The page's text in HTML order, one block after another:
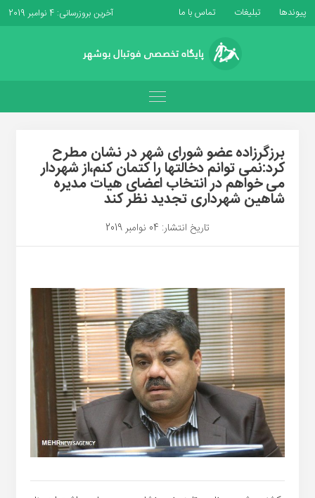
پیوندها تبلیغات تماس با ما آخرین بروزرسانی: 4 نوامبر 2019
برزگرزاده عضو شورای شهر در نشان مطرح
کرد:نمی توانم دخالتها را کتمان کنم،از شهردار
می خواهم در انتخاب اعضای هیات مدیره
شاهین شهرداری تجدید نظر کند
تاریخ انتشار: 04 نوامبر 2019